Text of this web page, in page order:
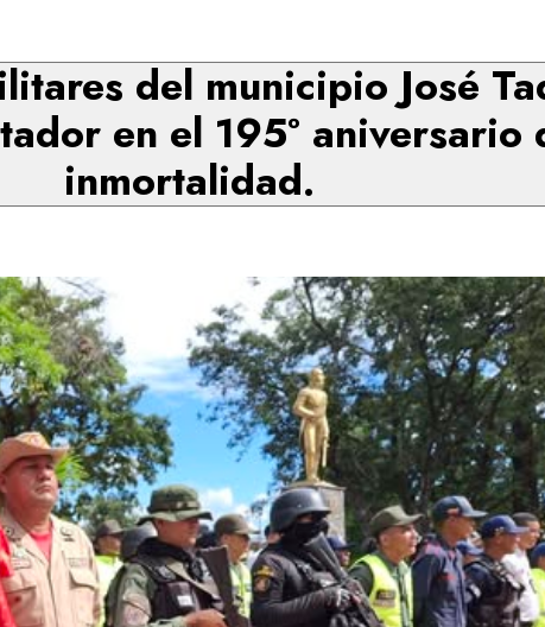
del municipio José
en el 195° aniversario
inmortalidad.